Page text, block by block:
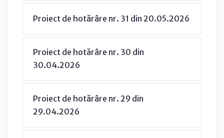
Proiect de hotărâre nr. 31 din 20.05.2026
Proiect de hotărâre nr. 30 din
30.04.2026
Proiect de hotărâre nr. 29 din
29.04.2026